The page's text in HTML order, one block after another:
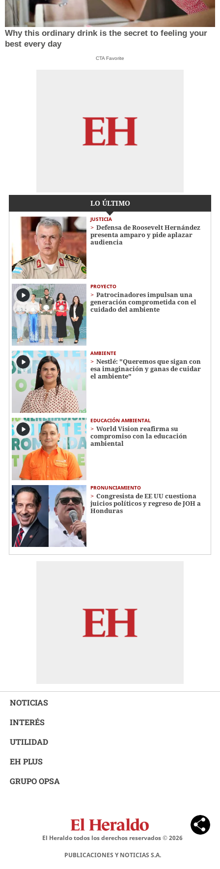
Why this ordinary drink is the secret to feeling your
best every day
CTA Favorite
LO ÚLTIMO
JUSTICIA
Defensa de Roosevelt Hernández
presenta amparo y pide aplazar
audiencia
PROYECTO
Patrocinadores impulsan una
generación comprometida con el
cuidado del ambiente
AMBIENTE
Nestlé: "Queremos que sigan con
esa imaginación y ganas de cuidar
el ambiente"
EDUCACIÓN AMBIENTAL
World Vision reafirma su
compromiso con la educación
ambiental
PRONUNCIAMIENTO
Congresista de EE UU cuestiona
juicios políticos y regreso de JOH a
Honduras
NOTICIAS
INTERÉS
UTILIDAD
EH PLUS
GRUPO OPSA
El Heraldo todos los derechos reservados ©2026
PUBLICACIONES Y NOTICIAS S.A.